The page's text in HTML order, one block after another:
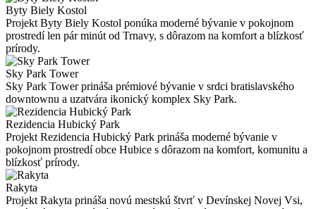
Byty Biely Kostol
Projekt Byty Biely Kostol ponúka moderné bývanie v pokojnom
prostredí len pár minút od Trnavy, s dôrazom na komfort a blízkosť
prírody.
Sky Park Tower
Sky Park Tower prináša prémiové bývanie v srdci bratislavského
downtownu a uzatvára ikonický komplex Sky Park.
Rezidencia Hubický Park
Projekt Rezidencia Hubický Park prináša moderné bývanie v
pokojnom prostredí obce Hubice s dôrazom na komfort, komunitu a
blízkosť prírody.
Rakyta
Projekt Rakyta prináša novú mestskú štvrť v Devínskej Novej Vsi,